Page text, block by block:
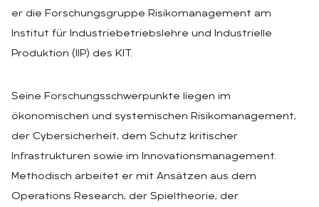
er die Forschungsgruppe Risikomanagement am
Institut für Industriebetriebslehre und Industrielle
Produktion (IIP) des KIT.
Seine Forschungsschwerpunkte liegen im
ökonomischen und systemischen Risikomanagement,
der Cybersicherheit, dem Schutz kritischer
Infrastrukturen sowie im Innovationsmanagement.
Methodisch arbeitet er mit Ansätzen aus dem
Operations Research, der Spieltheorie, der